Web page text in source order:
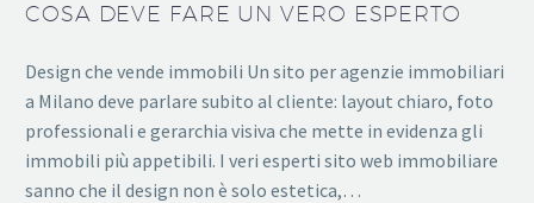
COSA DEVE FARE UN VERO ESPERTO
Design che vende immobili Un sito per agenzie immobiliari
a Milano deve parlare subito al cliente: layout chiaro, foto
professionali e gerarchia visiva che mette in evidenza gli
immobili più appetibili. I veri esperti sito web immobiliare
sanno che il design non è solo estetica,…